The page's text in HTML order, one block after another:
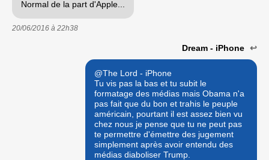
Normal de la part d'Apple...
20/06/2016 à 22h38
Dream - iPhone ↩
@The Lord - iPhone
Tu vis pas la bas et tu subit le
formatage des médias mais Obama n'a
pas fait que du bon et trahis le peuple
américain, pourtant il est assez bien vu
chez nous je pense que tu ne peut pas
te permettre d'émettre des jugement
simplement après avoir entendu des
médias diaboliser Trump.